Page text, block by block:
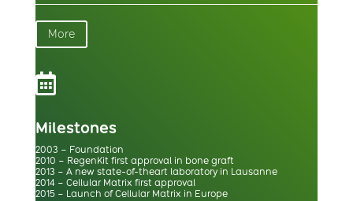
More

Milestones
2003 – Foundation
2010 – RegenKit first approval in bone graft
2013 – A new state-of-theart laboratory in Lausanne
2014 – Cellular Matrix first approval
2015 – Launch of Cellular Matrix in Europe